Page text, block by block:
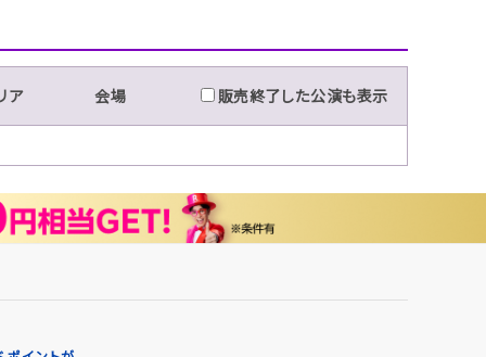
ア 会場 販売終了した公演も表示